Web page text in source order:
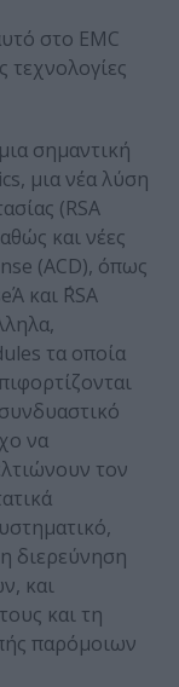
στο EMC
τεχνολογίες
σημαντική
μια νέα λύση
(RSA
και νέες
(ACD), όπως
και ΅RSA
τα οποία
να
τον
διερεύνηση
και
και τη
παρόμοιων